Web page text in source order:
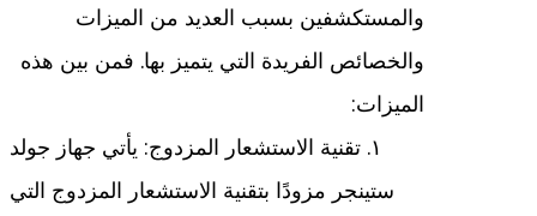
والمستكشفين بسبب العديد من الميزات
والخصائص الفريدة التي يتميز بها. فمن بين هذه
الميزات:
١. تقنية الاستشعار المزدوج: يأتي جهاز جولد
ستينجر مزودًا بتقنية الاستشعار المزدوج التي